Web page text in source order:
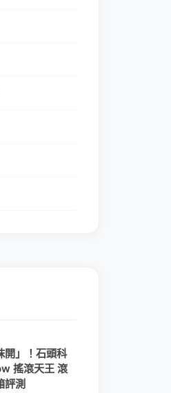
開」！石頭科
搖滾天王 滾
評測